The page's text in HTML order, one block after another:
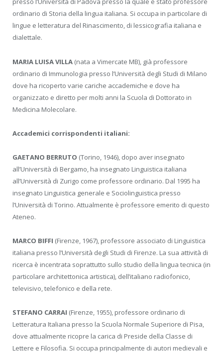
ordinario di Storia della lingua italiana. Si occupa in particolare di
lingue e letteratura del Rinascimento, di lessicografia italiana e
dialettale.
MARIA LUISA VILLA (nata a Vimercate MB), già professore
ordinario di Immunologia presso l’Università degli Studi di Milano
dove ha ricoperto varie cariche accademiche e dove ha
organizzato e diretto per molti anni la Scuola di Dottorato in
Medicina Molecolare.
Accademici corrispondenti italiani:
GAETANO BERRUTO (Torino, 1946), dopo aver insegnato
all’Università di Bergamo, ha insegnato Linguistica italiana
all’Università di Zurigo come professore ordinario. Dal 1995 ha
insegnato Linguistica generale e Sociolinguistica presso
l’Università di Torino. Attualmente è professore emerito di questo
Ateneo.
MARCO BIFFI (Firenze, 1967), professore associato di Linguistica
italiana presso l’Università degli Studi di Firenze. La sua attività di
ricerca è incentrata soprattutto sullo studio della lingua tecnica (in
particolare architettonica artistica), dell’italiano radiofonico,
televisivo, telefonico e della rete.
STEFANO CARRAI (Firenze, 1955), professore ordinario di
Letteratura Italiana presso la Scuola Normale Superiore di Pisa,
dove attualmente ricopre la carica di Preside della Classe di
Lettere e Filosofia. Si occupa principalmente di autori medievali e